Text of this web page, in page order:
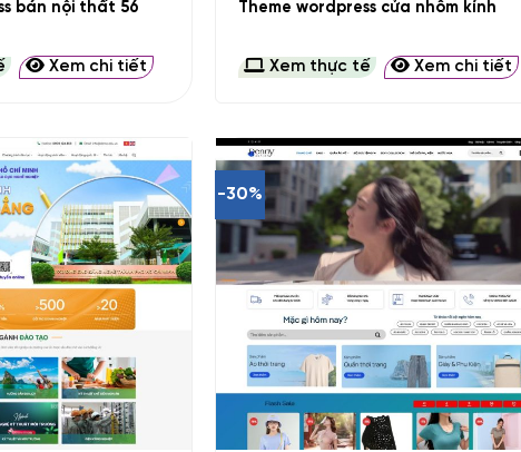
bán nội thất 56
Xem chi tiết
Theme wordpress cửa nhôm kính
Xem thực tế Xem chi tiết
-30%